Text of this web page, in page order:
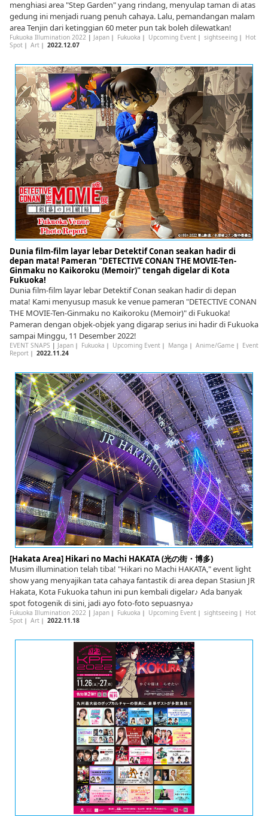
menghiasi area "Step Garden" yang rindang, menyulap taman di atas
gedung ini menjadi ruang penuh cahaya. Lalu, pemandangan malam
area Tenjin dari ketinggian 60 meter pun tak boleh dilewatkan!
Fukuoka Illumination 2022| Japan｜ Fukuoka ｜ Upcoming Event｜ sightseeing｜ Hot
Spot｜ Art｜ 2022.12.07
Dunia film-film layar lebar Detektif Conan seakan hadir di
depan mata! Pameran "DETECTIVE CONAN THE MOVIE-Ten-
Ginmaku no Kaikoroku (Memoir)" tengah digelar di Kota
Fukuoka!
Dunia film-film layar lebar Detektif Conan seakan hadir di depan
mata! Kami menyusup masuk ke venue pameran "DETECTIVE CONAN
THE MOVIE-Ten-Ginmaku no Kaikoroku (Memoir)" di Fukuoka!
Pameran dengan objek-objek yang digarap serius ini hadir di Fukuoka
sampai Minggu, 11 Desember 2022!
EVENT SNAPS | Japan｜ Fukuoka ｜ Upcoming Event｜ Manga ｜ Anime/Game ｜ Event
Report｜ 2022.11.24
[Hakata Area] Hikari no Machi HAKATA (光の街・博多)
Musim illumination telah tiba! "Hikari no Machi HAKATA," event light
show yang menyajikan tata cahaya fantastik di area depan Stasiun JR
Hakata, Kota Fukuoka tahun ini pun kembali digelar♪ Ada banyak
spot fotogenik di sini, jadi ayo foto-foto sepuasnya♪
Fukuoka Illumination 2022| Japan｜ Fukuoka ｜ Upcoming Event｜ sightseeing｜ Hot
Spot｜ Art｜ 2022.11.18